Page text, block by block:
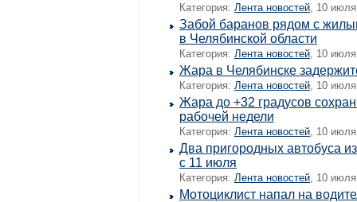
Категория: Лента новостей, 10
Забой баранов рядом с
в Челябинской области
Категория: Лента новостей, 10
Жара в Челябинске
Категория: Лента новостей, 10
Жара до +32 градусов
рабочей недели
Категория: Лента новостей, 10
Два пригородных автобуса
с 11 июля
Категория: Лента новостей, 10
Мотоциклист напал на